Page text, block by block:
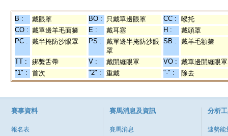
B : 戴眼罩 BO : 只戴單邊眼罩 CC :
喉托
CO : 戴單邊羊毛面箍 E : 戴耳塞 H :
戴頭罩
PC : 戴半掩防沙眼罩 PS :
戴單邊半掩防沙眼
罩
SB : 戴羊毛額箍
TT : 綁繫舌帶 V : 戴開縫眼罩 VO : 戴單邊開縫眼罩
"1" :
首次 "2" : 重戴 "-" : 除去
賽事資料
報名表
賽馬消息及資訊
賽馬消息
分析
速勢能